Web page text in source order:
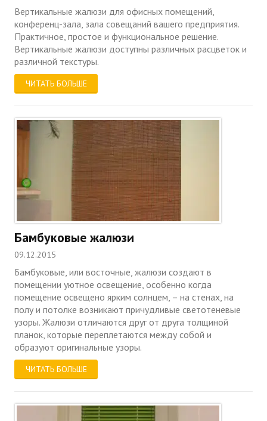
Вертикальные жалюзи для офисных помещений,
конференц-зала, зала совещаний вашего предприятия.
Практичное, простое и функциональное решение.
Вертикальные жалюзи доступны различных расцветок и
различной текстуры.
ЧИТАТЬ БОЛЬШЕ
Бамбуковые жалюзи
09.12.2015
Бамбуковые, или восточные, жалюзи создают в
помещении уютное освещение, особенно когда
помещение освещено ярким солнцем, – на стенах, на
полу и потолке возникают причудливые светотеневые
узоры. Жалюзи отличаются друг от друга толщиной
планок, которые переплетаются между собой и
образуют оригинальные узоры.
ЧИТАТЬ БОЛЬШЕ